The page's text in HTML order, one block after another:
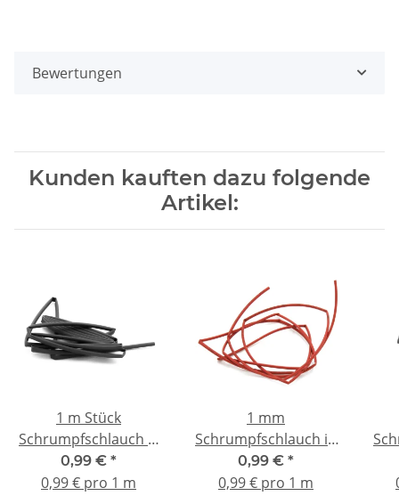
Bewertungen
Kunden kauften dazu folgende
Artikel:
1 m Stück
Schrumpfschlauch Ø
2 mm schwarz
0,99 € *
0,99 € pro 1 m
1 mm
Schrumpfschlauch in
Rot | Kabelisolierung
& mechanischer
0,99 € *
0,99 € pro 1 m